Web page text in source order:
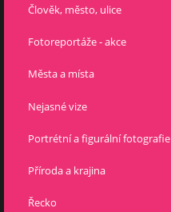
Člověk, město, ulice
Fotoreportáže - akce
Města a místa
Nejasné vize
Portrétní a figurální fotografie
Příroda a krajina
Řecko